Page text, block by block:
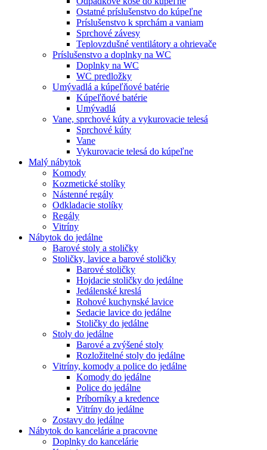
Ostatné príslušenstvo do kúpeľne
Príslušenstvo k sprchám a vaniam
Sprchové závesy
Teplovzdušné ventilátory a ohrievače
Príslušenstvo a doplnky na WC
Doplnky na WC
WC predložky
Umývadlá a kúpeľňové batérie
Kúpeľňové batérie
Umývadlá
Vane, sprchové kúty a vykurovacie telesá
Sprchové kúty
Vane
Vykurovacie telesá do kúpeľne
Malý nábytok
Komody
Kozmetické stolíky
Nástenné regály
Odkladacie stolíky
Regály
Vitríny
Nábytok do jedálne
Barové stoly a stoličky
Stoličky, lavice a barové stoličky
Barové stoličky
Hojdacie stoličky do jedálne
Jedálenské kreslá
Rohové kuchynské lavice
Sedacie lavice do jedálne
Stoličky do jedálne
Stoly do jedálne
Barové a zvýšené stoly
Rozložitelné stoly do jedálne
Vitríny, komody a police do jedálne
Komody do jedálne
Police do jedálne
Príborníky a kredence
Vitríny do jedálne
Zostavy do jedálne
Nábytok do kancelárie a pracovne
Doplnky do kancelárie